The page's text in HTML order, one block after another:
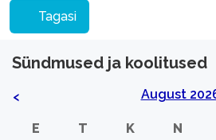
Tagasi
Sündmused ja koolitused
< August
E T K N